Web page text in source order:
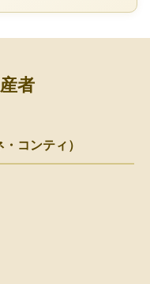
者
コンティ）